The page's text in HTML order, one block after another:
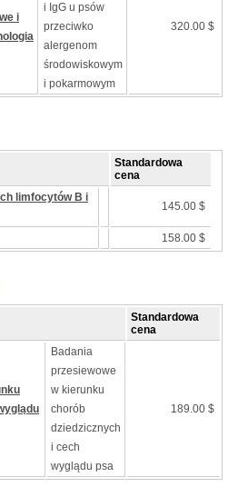
i
i IgG u psów
przeciwko
alergenom
środowiskowym
i pokarmowym
320.00 $
Standardowa
cena
limfocytów B i
145.00 $
158.00 $
Standardowa
cena
Badania
przesiewowe
w kierunku
chorób
dziedzicznych
i cech
wyglądu psa
189.00 $